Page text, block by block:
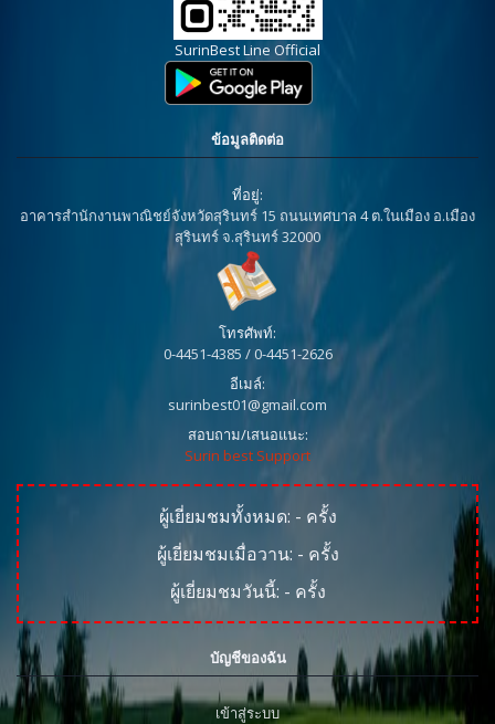
SurinBest Line Official
ข้อมูลติดต่อ
ที่อยู่:
อาคารสำนักงานพาณิชย์จังหวัดสุรินทร์ 15 ถนนเทศบาล 4 ต.ในเมือง อ.เมือง
สุรินทร์ จ.สุรินทร์ 32000
โทรศัพท์:
0-4451-4385 / 0-4451-2626
อีเมล์:
surinbest01@gmail.com
สอบถาม/เสนอแนะ:
Surin best Support
ผู้เยี่ยมชมทั้งหมด: - ครั้ง
ผู้เยี่ยมชมเมื่อวาน: - ครั้ง
ผู้เยี่ยมชมวันนี้: - ครั้ง
บัญชีของฉัน
เข้าสู่ระบบ